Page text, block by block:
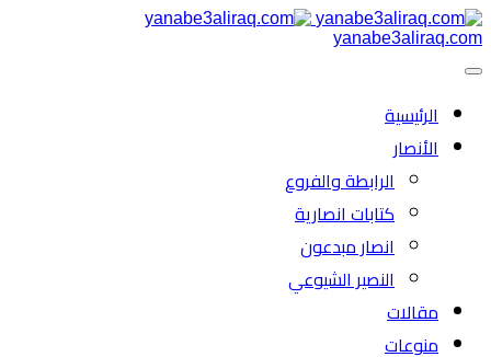
yanabe3aliraq.com
الرئیسية
الأنصار
الرابطة والفروع
كتابات انصارية
انصار مبدعون
النصیر الشیوعي
مقالات
منوعات